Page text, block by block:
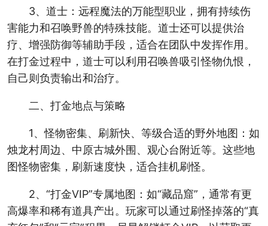
3、道士：远程魔法的万能型职业，拥有持续伤
害能力和召唤野兽的特殊技能。道士还可以提供治
疗、增强防御等辅助手段，适合在团队中发挥作用。
在打金过程中，道士可以利用召唤兽吸引怪物仇恨，
自己则负责输出和治疗。
二、打金地点与策略
1、怪物密集、刷新快、等级合适的野外地图：如
烛龙村周边、中原古城外围、观心台附近等。这些地
图怪物密集，刷新速度快，适合挂机刷怪。
2、“打金VIP”专属地图：如“藏品窟”，通常有更
高爆率和稀有道具产出。玩家可以通过刷怪掉落的“真